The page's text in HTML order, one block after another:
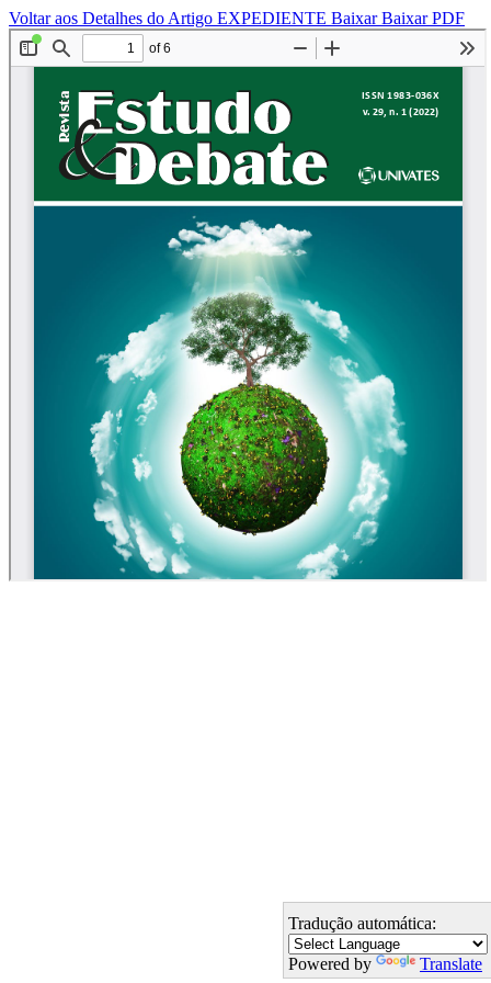
Voltar aos Detalhes do Artigo EXPEDIENTE BaixarBaixar PDF
Tradução automática:
Powered by Translate